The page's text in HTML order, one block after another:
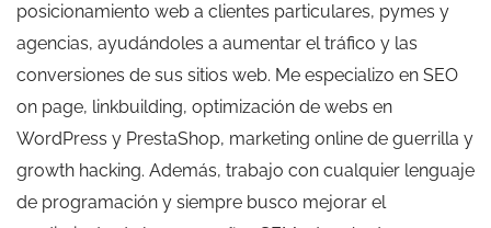
posicionamiento web a clientes particulares, pymes y
agencias, ayudándoles a aumentar el tráfico y las
conversiones de sus sitios web. Me especializo en SEO
on page, linkbuilding, optimización de webs en
WordPress y PrestaShop, marketing online de guerrilla y
growth hacking. Además, trabajo con cualquier lenguaje
de programación y siempre busco mejorar el